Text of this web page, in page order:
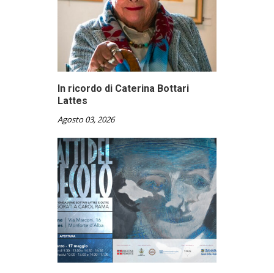
In ricordo di Caterina Bottari
Lattes
Agosto 03, 2026